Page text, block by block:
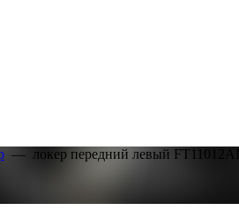
— локер передний левый FT11012AL